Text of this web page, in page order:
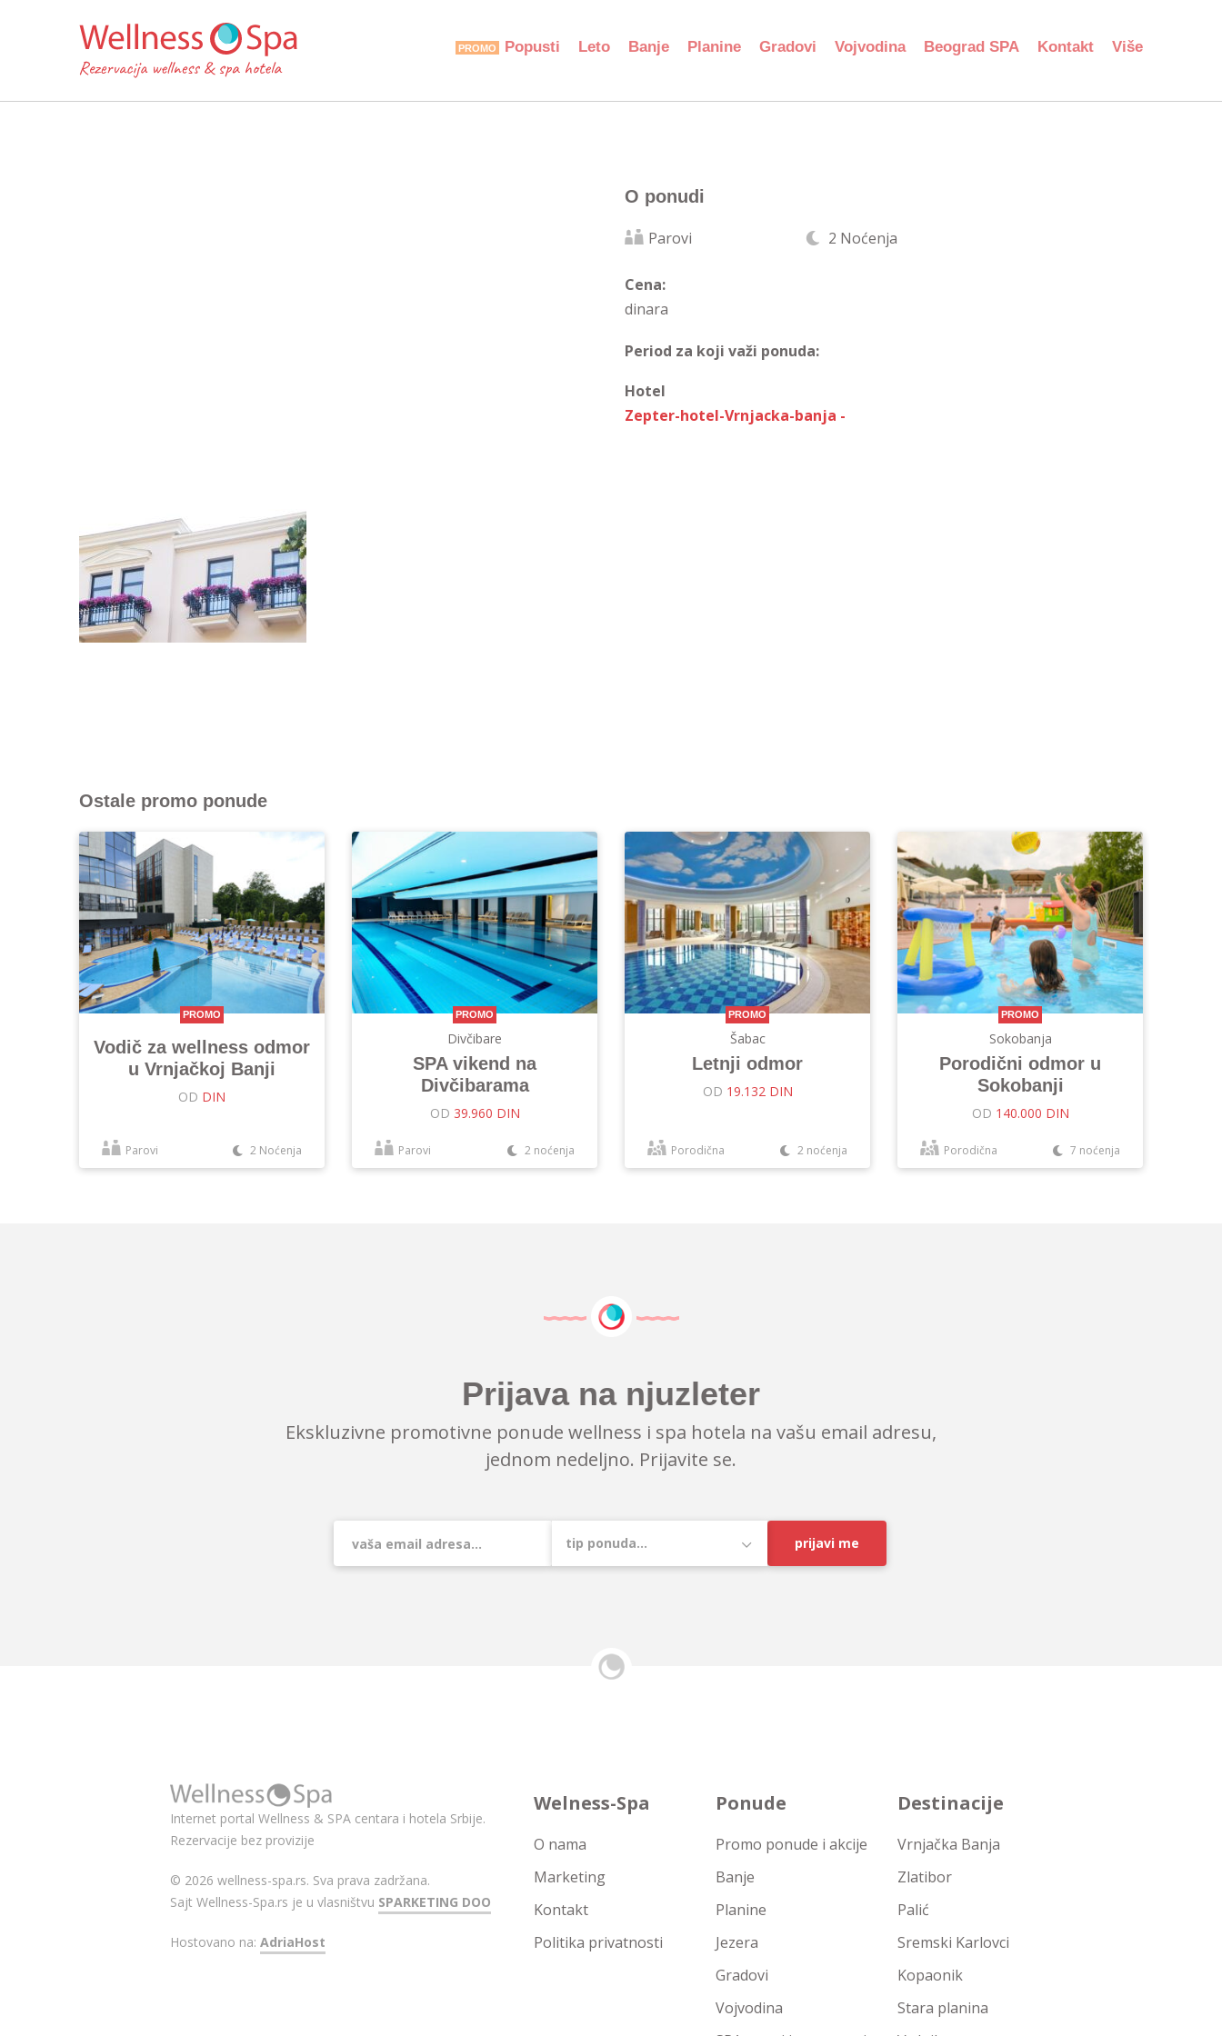
Popusti Leto Banje Planine Gradovi Vojvodina Beograd SPA Kontakt Više
O ponudi
Parovi 2 Noćenja
Cena:
dinara
Period za koji važi ponuda:
Hotel
Zepter-hotel-Vrnjacka-banja -
Ostale promo ponude
PROMO
Vodič za wellness odmor
u Vrnjačkoj Banji
OD DIN
Parovi 2 Noćenja
PROMO
Divčibare
SPA vikend na
Divčibarama
OD 39.960 DIN
Parovi 2 noćenja
PROMO
Šabac
Letnji odmor
OD 19.132 DIN
Porodična 2 noćenja
PROMO
Sokobanja
Porodični odmor u
Sokobanji
OD 140.000 DIN
Porodična 7 noćenja
Prijava na njuzleter
Ekskluzivne promotivne ponude wellness i spa hotela na vašu email adresu,
jednom nedeljno. Prijavite se.
prijavi me
Internet portal Wellness & SPA centara i hotela Srbije.
Rezervacije bez provizije
© 2026 wellness-spa.rs. Sva prava zadržana.
Sajt Wellness-Spa.rs je u vlasništvu SPARKETING DOO
Hostovano na: AdriaHost
Welness-Spa
O nama
Marketing
Kontakt
Politika privatnosti
Ponude
Promo ponude i akcije
Banje
Planine
Jezera
Gradovi
Vojvodina
Destinacije
Vrnjačka Banja
Zlatibor
Palić
Sremski Karlovci
Kopaonik
Stara planina